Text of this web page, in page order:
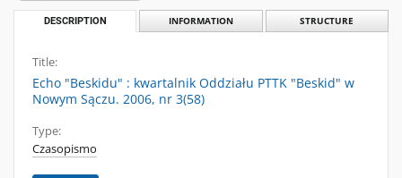
DESCRIPTION INFORMATION STRUCTURE
Title:
Echo "Beskidu" : kwartalnik Oddziału PTTK "Beskid" w
Nowym Sączu. 2006, nr 3(58)
Type:
Czasopismo